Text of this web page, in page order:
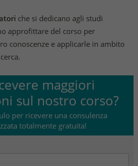
che si dedicano agli studi
approfittare del corso per
conoscenze e applicarle in ambito
maggiori
sul nostro corso?
per ricevere una consulenza
totalmente gratuita!